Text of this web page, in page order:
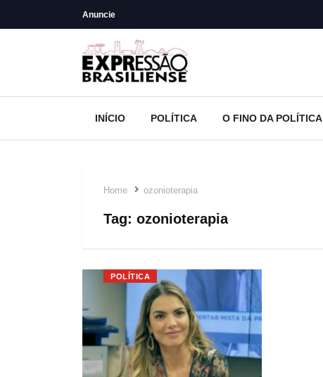
Anuncie
INÍCIO POLÍTICA O FINO DA POLÍTICA
Home ozonioterapia
Tag: ozonioterapia
POLÍTICA